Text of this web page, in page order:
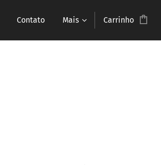
Contato Mais Carrinho